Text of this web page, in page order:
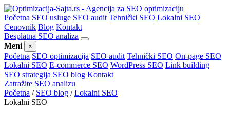
Početna SEO usluge SEO audit Tehnički SEO Lokalni SEO
Cenovnik Blog Kontakt
Besplatna SEO analiza
Meni
×
Početna SEO optimizacija SEO audit Tehnički SEO On-page SEO
Lokalni SEO E-commerce SEO WordPress SEO Link building
SEO strategija SEO blog Kontakt
Zatražite SEO analizu
Početna / SEO blog /Lokalni SEO
Lokalni SEO